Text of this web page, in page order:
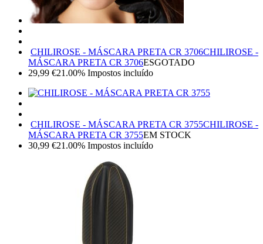
CHILIROSE - MÁSCARA PRETA CR 3706CHILIROSE -
MÁSCARA PRETA CR 3706ESGOTADO
29,99 €21.00% Impostos incluído
CHILIROSE - MÁSCARA PRETA CR 3755CHILIROSE -
MÁSCARA PRETA CR 3755EM STOCK
30,99 €21.00% Impostos incluído